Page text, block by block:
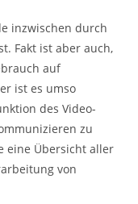
inzwischen durch
Fakt ist aber auch,
auf
ist es umso
des Video-
zu
eine Übersicht aller
von